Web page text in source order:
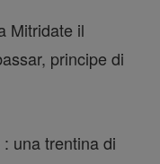
Mitridate il
principe di
una trentina di